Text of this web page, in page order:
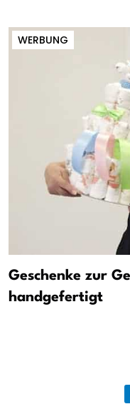
WERBUNG
Geschenke zur
handgefertigt